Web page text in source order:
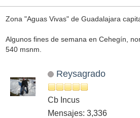
Zona "Aguas Vivas" de Guadalajara
Algunos fines de semana en Cehegín,
540 msnm.
Reysagrado
Cb Incus
Mensajes: 3,336